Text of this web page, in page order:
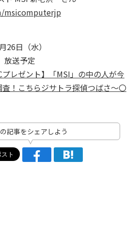
日（水）
送予定
プレゼント】「MSI」の中の人が今
！こちらジサトラ探偵つばさ～〇
記事をシェアしよう